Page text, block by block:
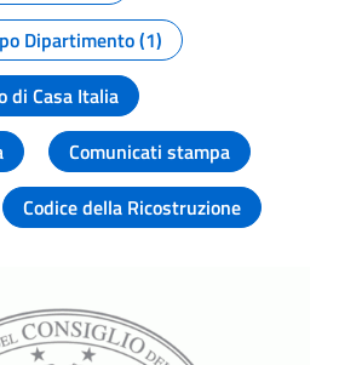
Dipartimento (1)
di Casa Italia
Comunicati stampa
Codice della Ricostruzione